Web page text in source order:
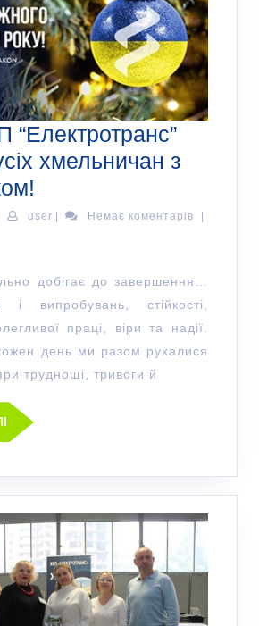
“Електротранс”
хмельничан з
user Немає коментарів
добігає до завершення…
і випробувань, стійкості,
праці, віри та надії.
день ми разом рухалися
труднощі, тривоги й